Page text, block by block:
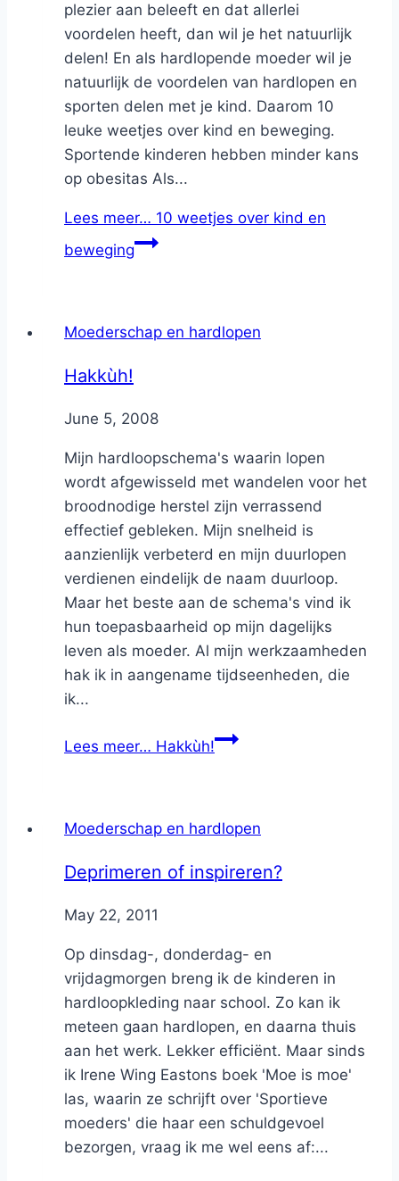
plezier aan beleeft en dat allerlei
voordelen heeft, dan wil je het natuurlijk
delen! En als hardlopende moeder wil je
natuurlijk de voordelen van hardlopen en
sporten delen met je kind. Daarom 10
leuke weetjes over kind en beweging.
Sportende kinderen hebben minder kans
op obesitas Als...
Lees meer… 10 weetjes over kind en
beweging
Moederschap en hardlopen
Hakkùh!
ByNicole
June 5, 2008
Mijn hardloopschema's waarin lopen
wordt afgewisseld met wandelen voor het
broodnodige herstel zijn verrassend
effectief gebleken. Mijn snelheid is
aanzienlijk verbeterd en mijn duurlopen
verdienen eindelijk de naam duurloop.
Maar het beste aan de schema's vind ik
hun toepasbaarheid op mijn dagelijks
leven als moeder. Al mijn werkzaamheden
hak ik in aangename tijdseenheden, die
ik...
Lees meer… Hakkùh!
Moederschap en hardlopen
Deprimeren of inspireren?
ByNicole
May 22, 2011
Op dinsdag-, donderdag- en
vrijdagmorgen breng ik de kinderen in
hardloopkleding naar school. Zo kan ik
meteen gaan hardlopen, en daarna thuis
aan het werk. Lekker efficiënt. Maar sinds
ik Irene Wing Eastons boek 'Moe is moe'
las, waarin ze schrijft over 'Sportieve
moeders' die haar een schuldgevoel
bezorgen, vraag ik me wel eens af:...